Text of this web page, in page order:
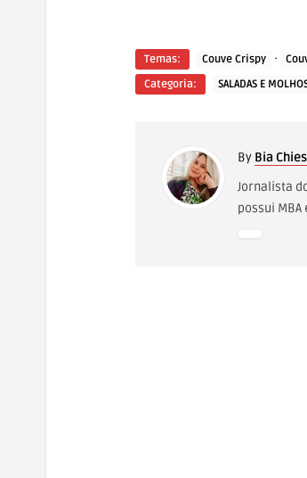
Temas: Couve Crispy ·
Categoria:
SALADAS E
By Bia
Jornalista
possui